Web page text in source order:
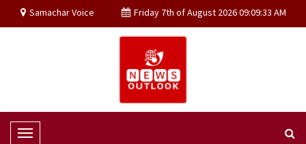
Samachar Voice Friday 7th of August 2026 09:09:33 AM
T